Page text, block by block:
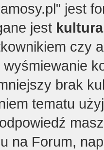
jest
jest
czy
brak
tematu
na Forum,